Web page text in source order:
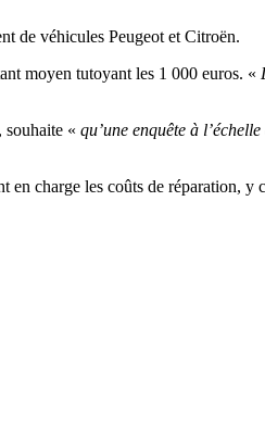
de véhicules Peugeot et Citroën.
moyen tutoyant les 1 000 euros. «
souhaite « qu’une enquête à
en charge les coûts de réparation,